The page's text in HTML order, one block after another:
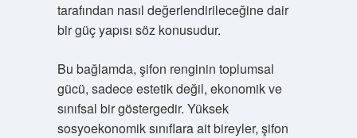
tarafından nasıl değerlendirileceğine dair
bir güç yapısı söz konusudur.
Bu bağlamda, şifon renginin toplumsal
gücü, sadece estetik değil, ekonomik ve
sınıfsal bir göstergedir. Yüksek
sosyoekonomik sınıflara ait bireyler, şifon